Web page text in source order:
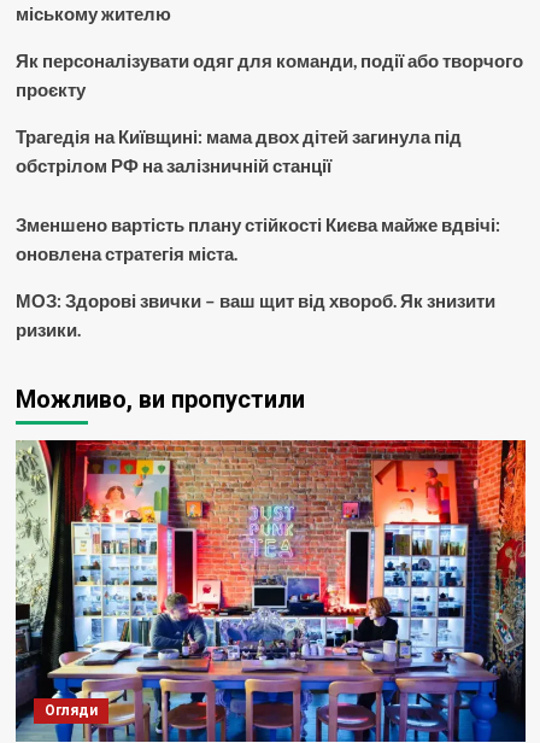
міському жителю
Як персоналізувати одяг для команди, події або творчого
проєкту
Трагедія на Київщині: мама двох дітей загинула під
обстрілом РФ на залізничній станції
Зменшено вартість плану стійкості Києва майже вдвічі:
оновлена стратегія міста.
МОЗ: Здорові звички – ваш щит від хвороб. Як знизити
ризики.
Можливо, ви пропустили
Огляди